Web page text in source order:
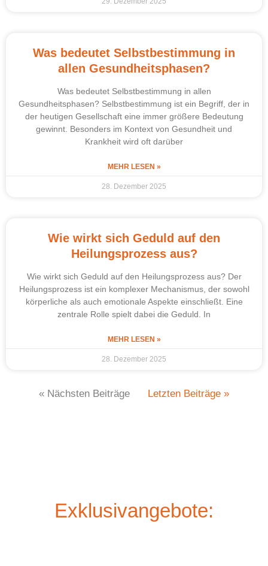
Was bedeutet Selbstbestimmung in
allen Gesundheitsphasen?
Was bedeutet Selbstbestimmung in allen
Gesundheitsphasen? Selbstbestimmung ist ein Begriff, der in
der heutigen Gesellschaft eine immer größere Bedeutung
gewinnt. Besonders im Kontext von Gesundheit und
Krankheit wird oft darüber
MEHR LESEN »
28. Dezember 2025
Wie wirkt sich Geduld auf den
Heilungsprozess aus?
Wie wirkt sich Geduld auf den Heilungsprozess aus? Der
Heilungsprozess ist ein komplexer Mechanismus, der sowohl
körperliche als auch emotionale Aspekte einschließt. Eine
zentrale Rolle spielt dabei die Geduld. In
MEHR LESEN »
28. Dezember 2025
« Nächsten Beiträge Letzten Beiträge »
Exklusivangebote: